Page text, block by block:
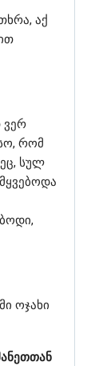
აქ
ვერ
რომ
სულ
ოჯახი